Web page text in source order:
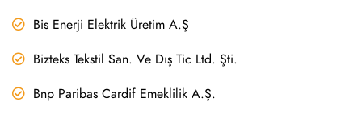
Bis Enerji Elektrik Üretim A.Ş
Bizteks Tekstil San. Ve Dış Tic Ltd. Şti.
Bnp Paribas Cardif Emeklilik A.Ş.